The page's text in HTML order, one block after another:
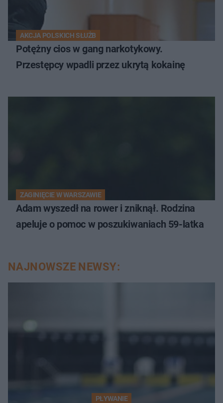
AKCJA POLSKICH SŁUŻB
Potężny cios w gang narkotykowy.
Przestępcy wpadli przez ukrytą kokainę
ZAGINIĘCIE W WARSZAWIE
Adam wyszedł na rower i zniknął. Rodzina
apeluje o pomoc w poszukiwaniach 59-latka
NAJNOWSZE NEWSY:
PŁYWANIE